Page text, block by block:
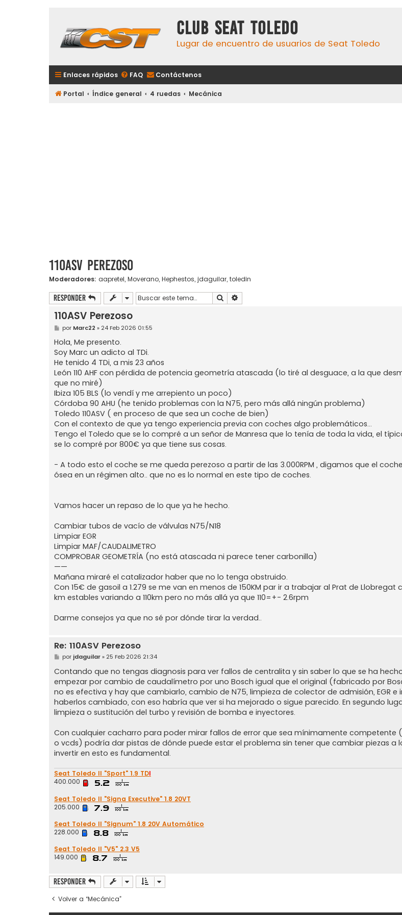
Club Seat Toledo
Lugar de encuentro de usuarios de Seat Toledo
Enlaces rápidos FAQ Contáctenos
Portal Índice general 4 ruedas Mecánica
110ASV Perezoso
Moderadores: aapretel, Moverano, Hephestos, jdaguilar, toledin
Responder Buscar
110ASV Perezoso
M
e
n
s
a
j
e
por Marc22 » 24 Feb 2026 01:55
Hola, Me presento.
Soy Marc un adicto al TDi.
He tenido 4 TDi, a mis 23 años
León 110 AHF con pérdida de potencia geometría atascada (lo tiré al desguace, a la que
que no miré)
Ibiza 105 BLS (lo vendí y me arrepiento un poco)
Córdoba 90 AHU (he tenido problemas con la N75, pero más allá ningún problema)
Toledo 110ASV ( en proceso de que sea un coche de bien)
Con el contexto de que ya tengo experiencia previa con coches algo problemáticos…
Tengo el Toledo que se lo compré a un señor de Manresa que lo tenía de toda la vida, el
se lo compré por 800€ ya que tiene sus cosas.
- A todo esto el coche se me queda perezoso a partir de las 3.000RPM , digamos que el
ósea en un régimen alto.. que no es lo normal en este tipo de coches.
Vamos hacer un repaso de lo que ya he hecho.
Cambiar tubos de vacío de válvulas N75/N18
Limpiar EGR
Limpiar MAF/CAUDALIMETRO
COMPROBAR GEOMETRÍA (no está atascada ni parece tener carbonilla)
——
Mañana miraré el catalizador haber que no lo tenga obstruido.
Con 15€ de gasoil a 1.279 se me van en menos de 150KM par ir a trabajar al Prat de Llobregat
km estables variando a 110km pero no más allá ya que 110=+- 2.6rpm
Darme consejos ya que no sé por dónde tirar la verdad..
Re: 110ASV Perezoso
M
e
n
s
a
j
e
por jdaguilar» 25 Feb 2026 21:34
Contando que no tengas diagnosis para ver fallos de centralita y sin saber lo que se ha
empezar por cambio de caudalímetro por uno Bosch igual que el original (fabricado por
no es efectiva y hay que cambiarlo, cambio de N75, limpieza de colector de admisión, EGR
haberlos cambiado, con eso habría que ver si ha mejorado o sigue parecido. En segundo
limpieza o sustitución del turbo y revisión de bomba e inyectores.
Con cualquier cacharro para poder mirar fallos de error que sea mínimamente competente
o vcds) podría dar pistas de dónde puede estar el problema sin tener que cambiar piezas a
invertir en esto es fundamental.
Seat Toledo II "Sport" 1.9 TDI
400.000
Seat Toledo II "Signa Executive" 1.8 20VT
205.000
Seat Toledo II "Signum" 1.8 20V Automático
228.000
Seat Toledo II "V5" 2.3 V5
149.000
Responder
Volver a “Mecánica”